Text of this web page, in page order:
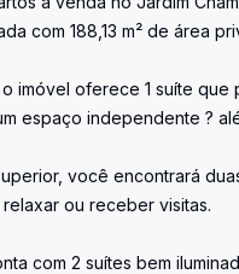
com 188,13 m² de área
imóvel oferece 1 suíte
espaço independente ?
você encontrará
ou receber visitas.
com 2 suítes bem